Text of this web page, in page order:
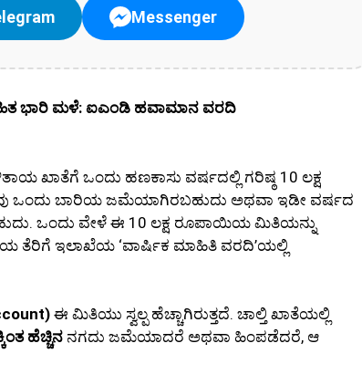
Messenger
ಭಾರಿ ಮಳೆ: ಐಎಂಡಿ ಹವಾಮಾನ ವರದಿ
ಖಾತೆಗೆ ಒಂದು ಹಣಕಾಸು ವರ್ಷದಲ್ಲಿ ಗರಿಷ್ಠ 10 ಲಕ್ಷ
ಒಂದು ಬಾರಿಯ ಜಮೆಯಾಗಿರಬಹುದು ಅಥವಾ ಇಡೀ ವರ್ಷದ
ಒಂದು ವೇಳೆ ಈ 10 ಲಕ್ಷ ರೂಪಾಯಿಯ ಮಿತಿಯನ್ನು
ತೆರಿಗೆ ಇಲಾಖೆಯ ‘ವಾರ್ಷಿಕ ಮಾಹಿತಿ ವರದಿ’ಯಲ್ಲಿ
ಈ ಮಿತಿಯು ಸ್ವಲ್ಪ ಹೆಚ್ಚಾಗಿರುತ್ತದೆ. ಚಾಲ್ತಿ ಖಾತೆಯಲ್ಲಿ
ಹೆಚ್ಚಿನ ನಗದು ಜಮೆಯಾದರೆ ಅಥವಾ ಹಿಂಪಡೆದರೆ, ಆ